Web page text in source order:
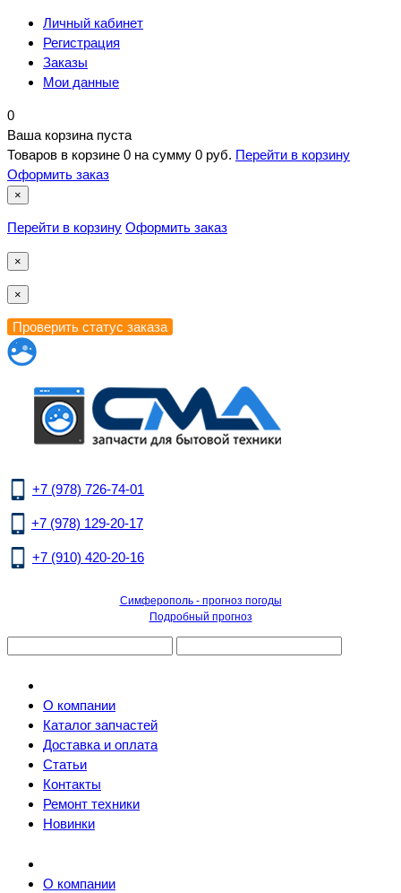
Личный кабинет
Регистрация
Заказы
Мои данные
0
Ваша корзина пуста
Товаров в корзине 0 на сумму 0 руб. Перейти в корзину
Оформить заказ
×
Перейти в корзину Оформить заказ
×
×
+7 (978) 726-74-01
+7 (978) 129-20-17
+7 (910) 420-20-16
Симферополь - прогноз погоды
Подробный прогноз
О компании
Каталог запчастей
Доставка и оплата
Статьи
Контакты
Ремонт техники
Новинки
О компании